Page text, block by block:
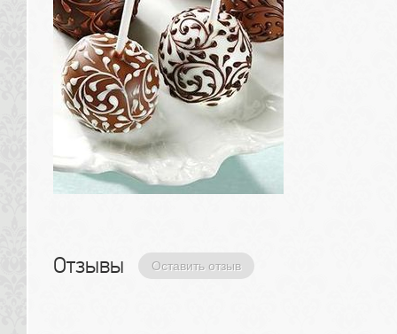
Отзывы Оставить отзыв